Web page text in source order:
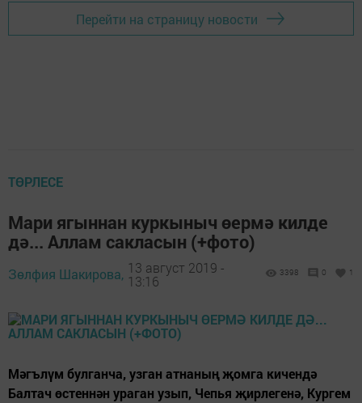
Перейти на страницу новости
ТӨРЛЕСЕ
Мари ягыннан куркыныч өермә килде
дә... Аллам сакласын (+фото)
Зөлфия Шакирова, 13 август 2019 -
13:16
3398 0 1
Мәгълүм булганча, узган атнаның җомга кичендә
Балтач өстеннән ураган узып, Чепья җирлегенә, Кургем